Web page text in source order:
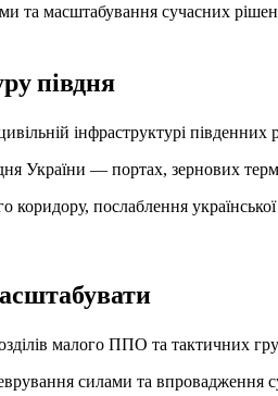
та масштабування сучасних
півдня
інфраструктурі південних
України — портах, зернових
послаблення
малого ППО та тактичних
силами та